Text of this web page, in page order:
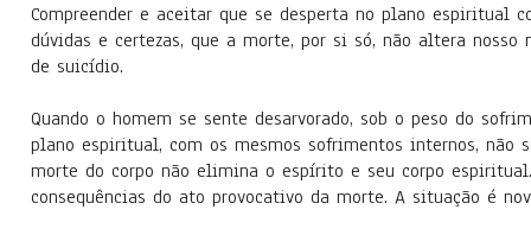
Compreender e aceitar que se desperta no plano espiritual
dúvidas e certezas, que a morte, por si só, não altera
de suicídio.
Quando o homem se sente desarvorado, sob o peso do
plano espiritual, com os mesmos sofrimentos internos, não
morte do corpo não elimina o espírito e seu corpo
consequências do ato provocativo da morte. A situação é